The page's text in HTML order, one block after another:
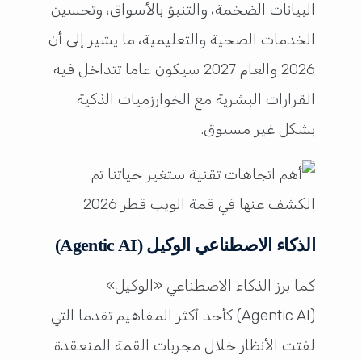
البيانات الضخمة، والتنبؤ بالأسواق، وتحسين
الخدمات الصحية والتعليمية، ما يشير إلى أن
2026 والعام 2027 سيكون عاما تتداخل فيه
القرارات البشرية مع الخوارزميات الذكية
بشكل غير مسبوق.
الذكاء الاصطناعي الوكيل (Agentic AI)
كما برز الذكاء الاصطناعي «الوكيل»
(Agentic AI) كأحد أكثر المفاهيم تقدما التي
لفتت الأنظار خلال مجربات القمة المنعقدة